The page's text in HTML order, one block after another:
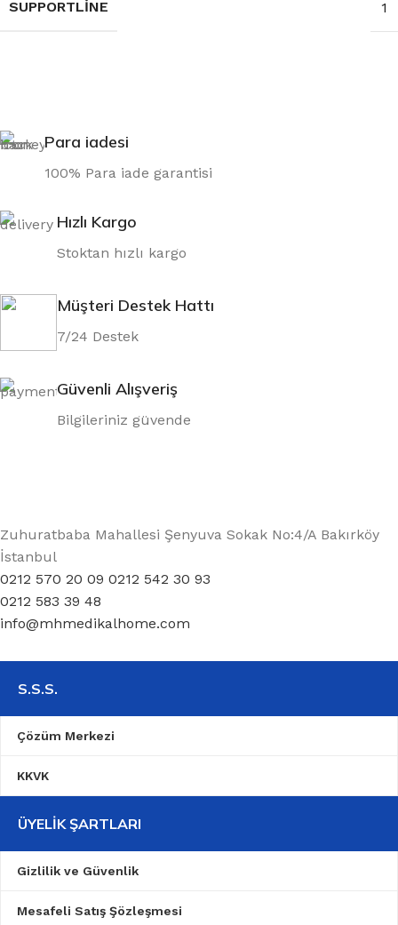
SUPPORTLINE 1
Para iadesi
100% Para iade garantisi
Hızlı Kargo
Stoktan hızlı kargo
Müşteri Destek Hattı
7/24 Destek
Güvenli Alışveriş
Bilgileriniz güvende
Zuhuratbaba Mahallesi Şenyuva Sokak No:4/A Bakırköy
İstanbul
0212 570 20 09 0212 542 30 93
0212 583 39 48
info@mhmedikalhome.com
S.S.S.
Çözüm Merkezi
KKVK
ÜYELIK ŞARTLARI
Gizlilik ve Güvenlik
Mesafeli Satış Şözleşmesi